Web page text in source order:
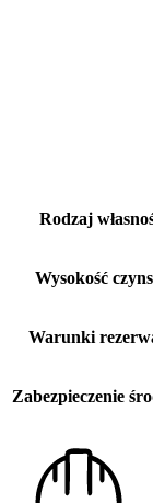
Rodzaj
Wysokość
Warunki
Zabezpieczenie